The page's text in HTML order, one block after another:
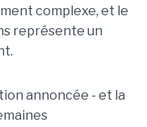
complexe, et le
représente un
annoncée - et la